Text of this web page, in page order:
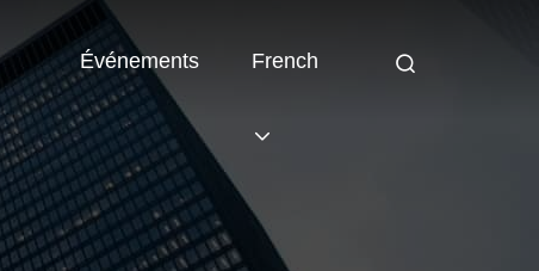
Événements French